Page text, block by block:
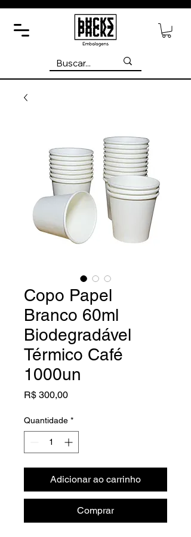
Copo Papel
Branco 60ml
Biodegradável
Térmico Café
1000un
R$ 300,00Preço
Quantidade *
Adicionar ao carrinho
Comprar